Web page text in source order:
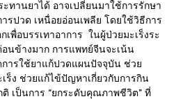
ทานยาได้ อาจเปลี่ยนมาใช้การรักษา
รปวด เหนื่อยอ่อนเพลีย โดยใช้วิธีการ
พื่อบรรเทาอาการ ในผู้ป่วยมะเร็งระ
นข้างมาก การแพทย์จีนจะเน้น
ารใช้ยาแก้ปวดแผนปัจจุบัน ช่วย
ร็ง ช่วยแก้ไข้ปัญหาเกี่ยวกับการกิน
เป็นการ “ยกระดับคุณภาพชีวิต” ที่